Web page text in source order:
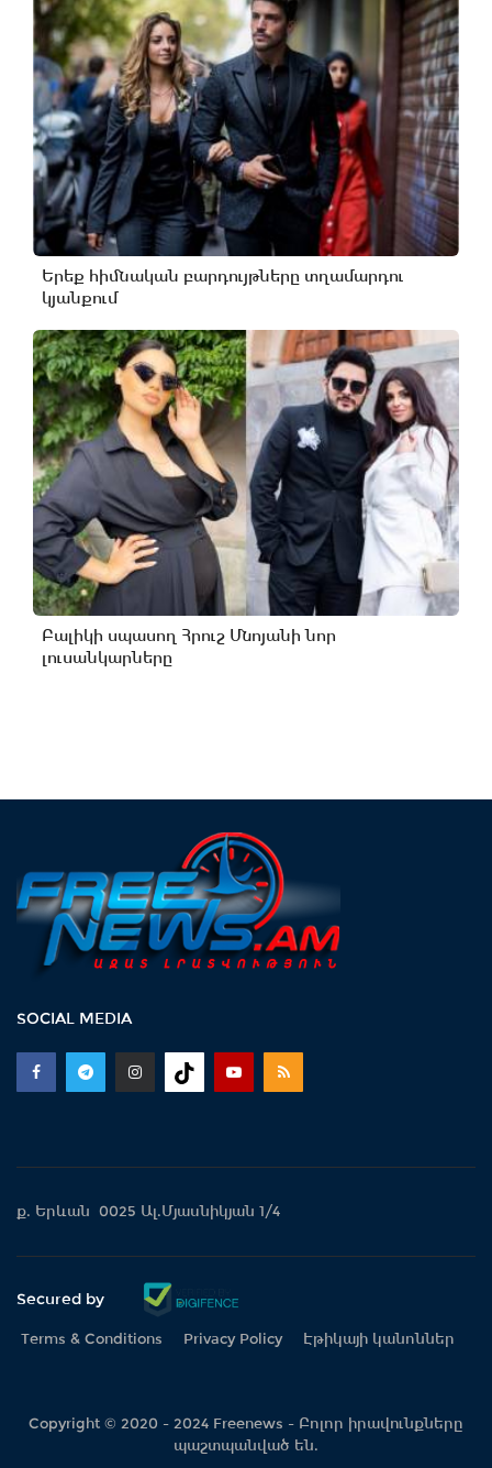
Երեք հիմնական բարդույթները տղամարդու
կյանքում
Բալիկի սպասող Հրուշ Մնոյանի նոր
լուսանկարները
SOCIAL MEDIA
ք. Երևան 0025 Ալ.Մյասնիկյան 1/4
Secured by
Terms & Conditions Privacy Policy Էթիկայի կանոններ
Copyright © 2020 - 2024 Freenews - Բոլոր իրավունքները
պաշտպանված են.